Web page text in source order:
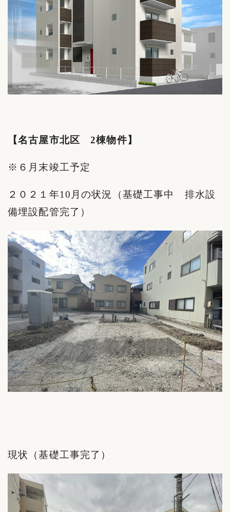
【名古屋市北区 2棟物件】
※６月末竣工予定
２０２１年10月の状況（基礎工事中 排水設
備埋設配管完了）
現状（基礎工事完了）